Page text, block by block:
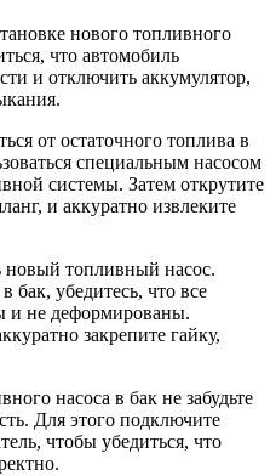
нового топливного
что автомобиль
и отключить аккумулятор,
от остаточного топлива в
специальным насосом
системы. Затем открутите
и аккуратно извлеките
новый топливный насос.
бак, убедитесь, что все
и не деформированы.
закрепите гайку,
насоса в бак не забудьте
Для этого подключите
чтобы убедиться, что